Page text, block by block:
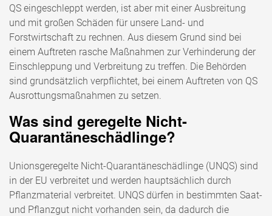
QS eingeschleppt werden, ist aber mit einer Ausbreitung
und mit großen Schäden für unsere Land- und
Forstwirtschaft zu rechnen. Aus diesem Grund sind bei
einem Auftreten rasche Maßnahmen zur Verhinderung der
Einschleppung und Verbreitung zu treffen. Die Behörden
sind grundsätzlich verpflichtet, bei einem Auftreten von QS
Ausrottungsmaßnahmen zu setzen.
Was sind geregelte Nicht-
Quarantäneschädlinge?
Unionsgeregelte Nicht-Quarantäneschädlinge (UNQS) sind
in der EU verbreitet und werden hauptsächlich durch
Pflanzmaterial verbreitet. UNQS dürfen in bestimmten Saat-
und Pflanzgut nicht vorhanden sein, da dadurch die